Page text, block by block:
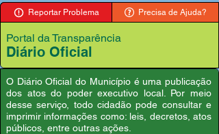
Reportar Problema Precisa de Ajuda?
Portal da Transparência
Diário Oficial
O Diário Oficial do Município é uma publicação
dos atos do poder executivo local. Por meio
desse serviço, todo cidadão pode consultar e
imprimir informações como: leis, decretos, atos
públicos, entre outras ações.